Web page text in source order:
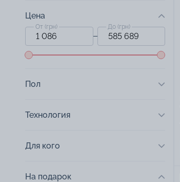
Цена
От (грн) До (грн)
Пол
Технология
Для кого
На подарок